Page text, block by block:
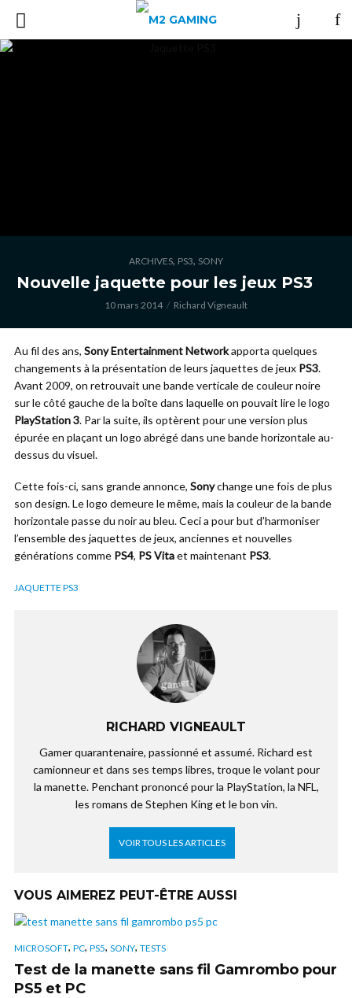
ARCHIVES, PS3, SONY
Nouvelle jaquette pour les jeux PS3
10 mars 2014 Richard Vigneault
Au fil des ans, Sony Entertainment Networkapporta quelques
changements à la présentation de leurs jaquettes de jeux PS3.
Avant 2009, on retrouvait une bande verticale de couleur noire
sur le côté gauche de la boîte dans laquelle on pouvait lire le logo
PlayStation 3. Par la suite, ils optèrent pour une version plus
épurée en plaçant un logo abrégé dans une bande horizontale au-
dessus du visuel.
Cette fois-ci, sans grande annonce, Sonychange une fois de plus
son design. Le logo demeure le même, mais la couleur de la bande
horizontale passe du noir au bleu. Ceci a pour but d’harmoniser
l’ensemble des jaquettes de jeux, anciennes et nouvelles
générations comme PS4, PS Vitaet maintenant PS3.
JAQUETTE PS3
RICHARD VIGNEAULT
Gamer quarantenaire, passionné et assumé. Richard est
camionneur et dans ses temps libres, troque le volant pour
la manette. Penchant prononcé pour la PlayStation, la NFL,
les romans de Stephen King et le bon vin.
VOIR TOUS LES ARTICLES
VOUS AIMEREZ PEUT-ÊTRE AUSSI
MICROSOFT, PC, PS5, SONY, TESTS
Test de la manette sans fil Gamrombo pour
PS5 et PC